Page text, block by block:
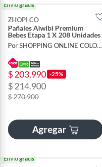
Envíogratis
ZHOPI CO
Pañales Aiwibi Premium
Bebes Etapa 1 X 208 Unidades
Por SHOPPING ONLINE COLOMBIA SAS
$ 203.990 -25%
$ 214.900
$ 270.900
Agregar
Envíogratis